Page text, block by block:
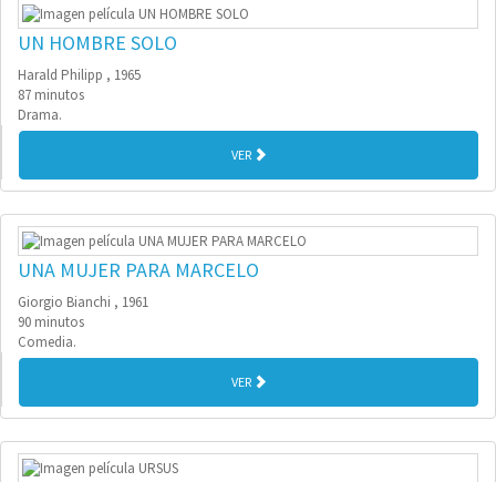
UN HOMBRE SOLO
Harald Philipp , 1965
87 minutos
Drama.
VER
UNA MUJER PARA MARCELO
Giorgio Bianchi , 1961
90 minutos
Comedia.
VER